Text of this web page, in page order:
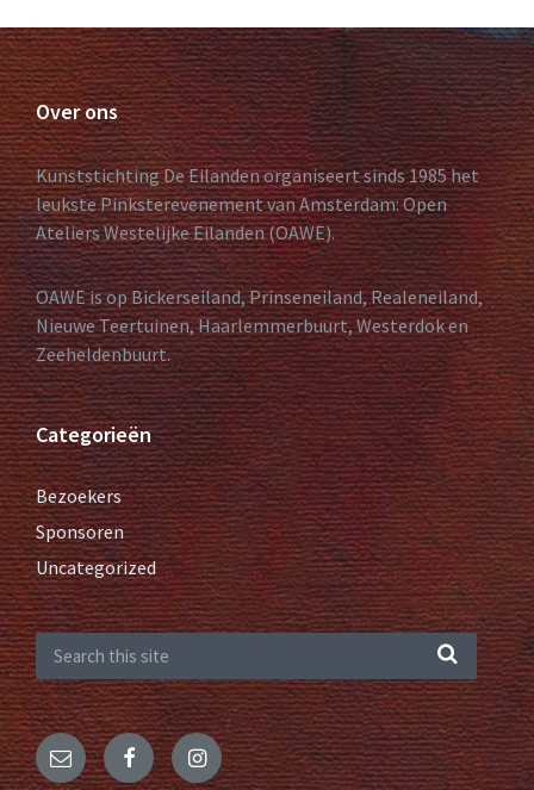
Over ons
Kunststichting De Eilanden organiseert sinds 1985 het
leukste Pinksterevenement van Amsterdam: Open
Ateliers Westelijke Eilanden (OAWE).
OAWE is op Bickerseiland, Prinseneiland, Realeneiland,
Nieuwe Teertuinen, Haarlemmerbuurt, Westerdok en
Zeeheldenbuurt.
Categorieën
Bezoekers
Sponsoren
Uncategorized